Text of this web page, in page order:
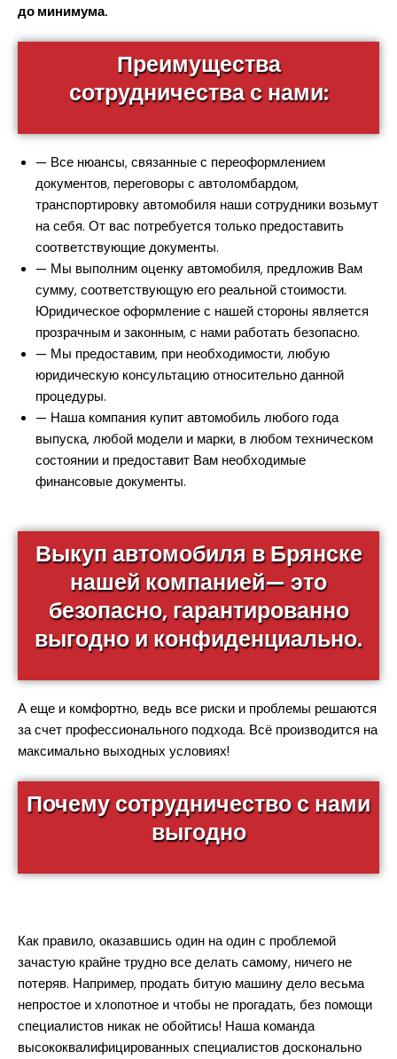
до минимума.
Преимущества
сотрудничества с нами:
— Все нюансы, связанные с переоформлением
документов, переговоры с автоломбардом,
транспортировку автомобиля наши сотрудники возьмут
на себя. От вас потребуется только предоставить
соответствующие документы.
— Мы выполним оценку автомобиля, предложив Вам
сумму, соответствующую его реальной стоимости.
Юридическое оформление с нашей стороны является
прозрачным и законным, с нами работать безопасно.
— Мы предоставим, при необходимости, любую
юридическую консультацию относительно данной
процедуры.
— Наша компания купит автомобиль любого года
выпуска, любой модели и марки, в любом техническом
состоянии и предоставит Вам необходимые
финансовые документы.
Выкуп автомобиля в Брянске
нашей компанией— это
безопасно, гарантированно
выгодно и конфиденциально.
А еще и комфортно, ведь все риски и проблемы решаются
за счет профессионального подхода. Всё производится на
максимально выходных условиях!
Почему сотрудничество с нами
выгодно
Как правило, оказавшись один на один с проблемой
зачастую крайне трудно все делать самому, ничего не
потеряв. Например, продать битую машину дело весьма
непростое и хлопотное и чтобы не прогадать, без помощи
специалистов никак не обойтись! Наша команда
высококвалифицированных специалистов досконально